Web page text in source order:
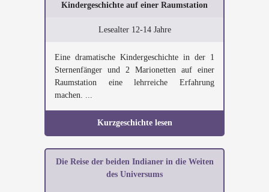
Kindergeschichte auf einer Raumstation
Lesealter 12-14 Jahre
Eine dramatische Kindergeschichte in der 1
Sternenfänger und 2 Marionetten auf einer
Raumstation eine lehrreiche Erfahrung
machen. ...
Kurzgeschichte lesen
Die Reise der beiden Indianer in die Weiten
des Universums